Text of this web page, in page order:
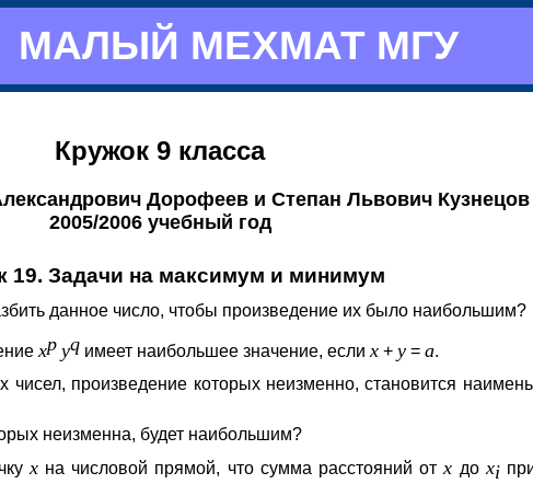
МАЛЫЙ МЕХМАТ МГУ
Кружок 9 класса
Дорофеев и Степан Львович Кузнецов
2005/2006 учебный год
19. Задачи на максимум и минимум
данное число, чтобы произведение их было наибольшим?
xp yq имеет наибольшее значение, если x + y = a.
чисел, произведение которых неизменно, становится
неизменна, будет наибольшим?
xна числовой прямой, что сумма расстояний отx до xi